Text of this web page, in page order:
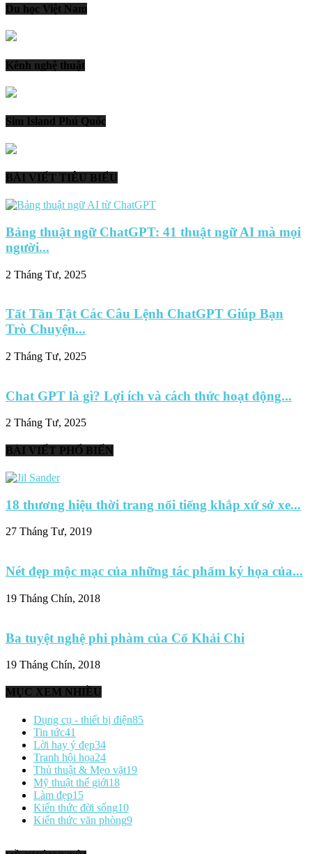
Du học Việt Nam
Kênh nghệ thuật
Sim Island Phú Quốc
BÀI VIẾT TIÊU BIỂU
Bảng thuật ngữ ChatGPT: 41 thuật ngữ AI mà mọi
người...
2 Tháng Tư, 2025
Tất Tần Tật Các Câu Lệnh ChatGPT Giúp Bạn
Trò Chuyện...
2 Tháng Tư, 2025
Chat GPT là gì? Lợi ích và cách thức hoạt động...
2 Tháng Tư, 2025
BÀI VIẾT PHỔ BIẾN
18 thương hiệu thời trang nổi tiếng khắp xứ sở xe...
27 Tháng Tư, 2019
Nét đẹp mộc mạc của những tác phẩm ký họa của...
19 Tháng Chín, 2018
Ba tuyệt nghệ phi phàm của Cố Khải Chi
19 Tháng Chín, 2018
MỤC XEM NHIỀU
Dụng cụ - thiết bị điện85
Tin tức41
Lời hay ý đẹp34
Tranh hội họa24
Thủ thuật & Mẹo vặt19
Mỹ thuật thế giới18
Làm đẹp15
Kiến thức đời sống10
Kiến thức văn phòng9